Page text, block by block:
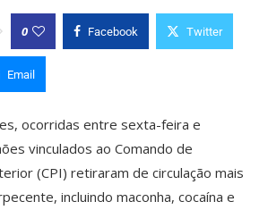
0 Facebook Twitter
Email
ocorridas entre sexta-feira e
vinculados ao Comando de
(CPI) retiraram de circulação mais
incluindo maconha, cocaína e